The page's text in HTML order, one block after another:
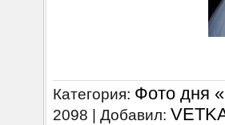
Категория: Фото дня
2098 | Добавил: